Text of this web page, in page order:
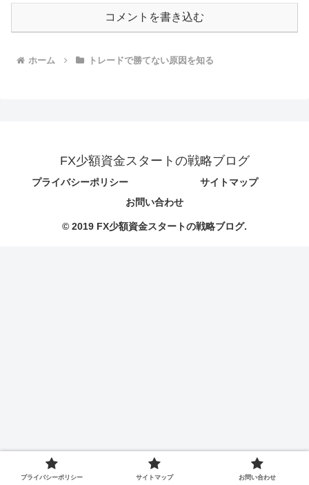
コメントを書き込む
ホーム トレードで勝てない原因を知る
FX少額資金スタートの戦略ブログ
プライバシーポリシー
サイトマップ
お問い合わせ
© 2019 FX少額資金スタートの戦略ブログ.
プライバシーポリシー サイトマップ お問い合わせ